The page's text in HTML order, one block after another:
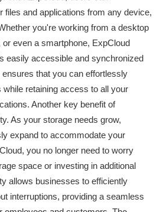
and applications from any device,
you're working from a desktop
or even a smartphone, ExpCloud
easily accessible and synchronized
that you can effortlessly
retaining access to all your
Another key benefit of
As your storage needs grow,
expand to accommodate your
you no longer need to worry
space or investing in additional
allows businesses to efficiently
interruptions, providing a seamless